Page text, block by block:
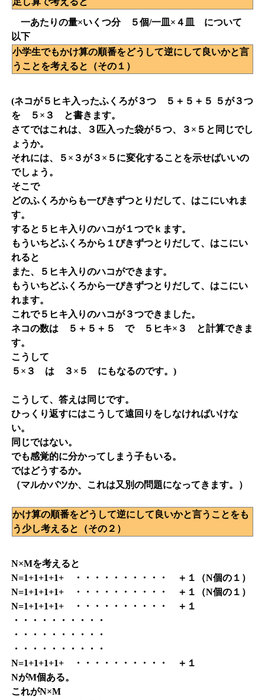
一あたりの量×いくつ分 ５個/一皿×４皿 について
以下
小学生でもかけ算の順番をどうして逆にして良いかと言
うことを考えると（その１）
(ネコが５ヒキ入ったふくろが３つ ５＋５＋５ ５が３つ
を ５×３ と書きます。
さてではこれは、３匹入った袋が５つ、３×５と同じでし
ょうか。
それには、５×３が３×５に変化することを示せばいいの
でしょう。
そこで
どのふくろからも一ぴきずつとりだして、はこにいれま
す。
すると５ヒキ入りのハコが１つでｋます。
もういちどふくろから１ぴきずつとりだして、はこにい
れると
また、５ヒキ入りのハコができます。
もういちどふくろから一ぴきずつとりだして、はこにい
れます。
これで５ヒキ入りのハコが３つできました。
ネコの数は ５＋５＋５ で ５ヒキ×３ と計算できま
す。
こうして
５×３ は ３×５ にもなるのです。)
こうして、答えは同じです。
ひっくり返すにはこうして遠回りをしなければいけな
い。
同じではない。
でも感覚的に分かってしまう子もいる。
ではどうするか。
（マルかバツか、これは又別の問題になってきます。）
かけ算の順番をどうして逆にして良いかと言うことをも
う少し考えると（その２）
N×Mを考えると
N=1+1+1+1+ ・・・・・・・・・・ ＋１（N個の１）
N=1+1+1+1+ ・・・・・・・・・・ ＋１（N個の１）
N=1+1+1+1+ ・・・・・・・・・・ ＋１
・・・・・・・・・・
・・・・・・・・・・
・・・・・・・・・・
N=1+1+1+1+ ・・・・・・・・・・ ＋１
NがM個ある。
これがN×M